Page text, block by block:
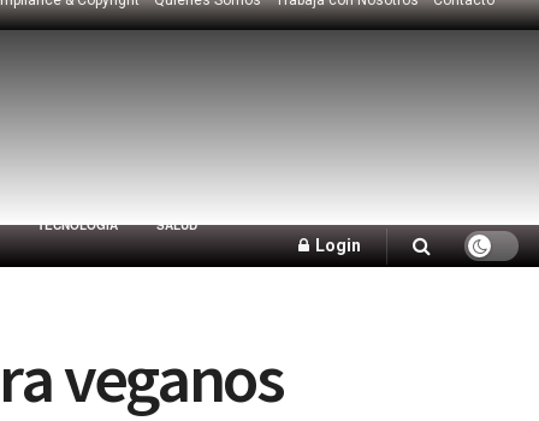
TECNOLOGÍA SALUD
Login
veganos